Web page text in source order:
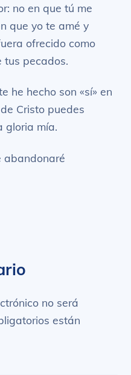
no en que tú me
que yo te amé y
ofrecido como
tus pecados.
he hecho son «sí» en
Cristo puedes
gloria mía.
abandonaré
no será
están